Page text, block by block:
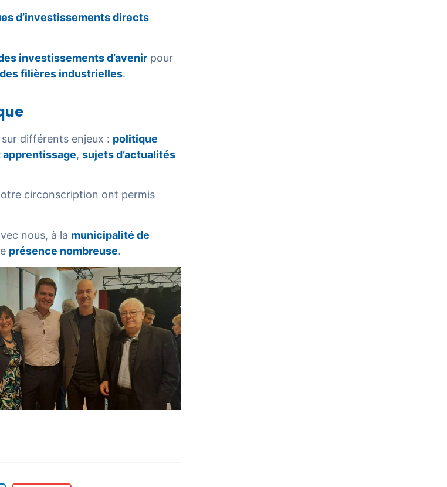
d’investissements directs
investissements d’avenir pour
filières industrielles.
sur différents enjeux : politique
apprentissage, sujets d’actualités
circonscription ont permis
nous, à la municipalité de
présence nombreuse.